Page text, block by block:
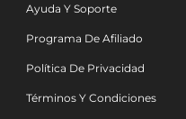
Ayuda Y Soporte
Programa De Afiliado
Política De Privacidad
Términos Y Condiciones